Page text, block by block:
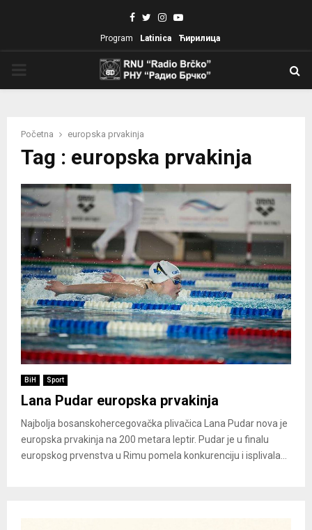
Facebook
TwitterInstagram
Youtube
Program Latinica Ћирилица
Početna europska prvakinja
Tag : europska prvakinja
BiH Sport
Lana Pudar europska prvakinja
Najbolja bosanskohercegovačka plivačica Lana Pudar nova je
europska prvakinja na 200 metara leptir. Pudar je u finalu
europskog prvenstva u Rimu pomela konkurenciju i isplivala...